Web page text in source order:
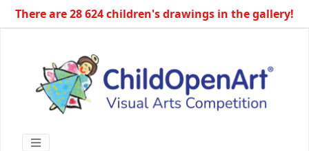
There are 28 624 children's drawings in the gallery!